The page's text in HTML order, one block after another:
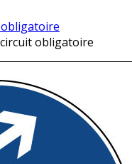
obligatoire